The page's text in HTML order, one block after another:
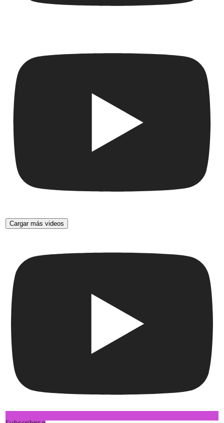
Cargar más videos